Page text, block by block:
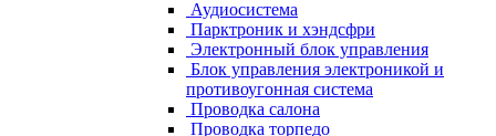
Аудиосистема
Парктроник и хэндсфри
Электронный блок управления
Блок управления электроникой и
противоугонная система
Проводка салона
Проводка торпедо